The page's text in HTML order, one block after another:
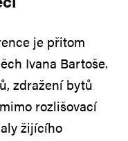
je přitom
Ivana Bartoše.
zdražení bytů
rozlišovací
žijícího